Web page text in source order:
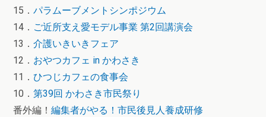
15． パラムーブメントシンポジウム
14． ご近所支え愛モデル事業 第2回講演会
13． 介護いきいきフェア
12． おやつカフェ in かわさき
11． ひつじカフェの食事会
10． 第39回 かわさき市民祭り
番外編！ 編集者がやる！市民後見人養成研修